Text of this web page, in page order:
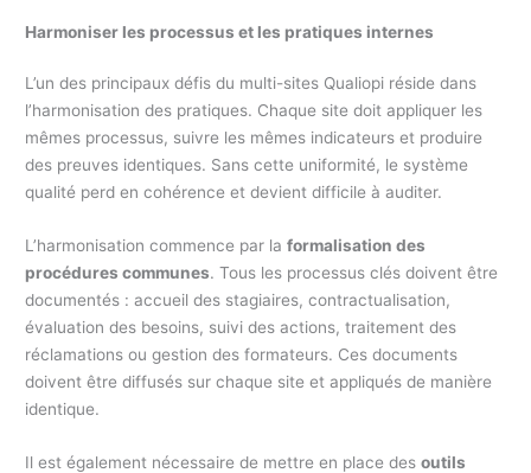
Harmoniser les processus et les pratiques internes
L’un des principaux défis du multi-sites Qualiopi réside dans
l’harmonisation des pratiques. Chaque site doit appliquer les
mêmes processus, suivre les mêmes indicateurs et produire
des preuves identiques. Sans cette uniformité, le système
qualité perd en cohérence et devient difficile à auditer.
L’harmonisation commence par laformalisation des
procédures communes. Tous les processus clés doivent être
documentés : accueil des stagiaires, contractualisation,
évaluation des besoins, suivi des actions, traitement des
réclamations ou gestion des formateurs. Ces documents
doivent être diffusés sur chaque site et appliqués de manière
identique.
Il est également nécessaire de mettre en place desoutils